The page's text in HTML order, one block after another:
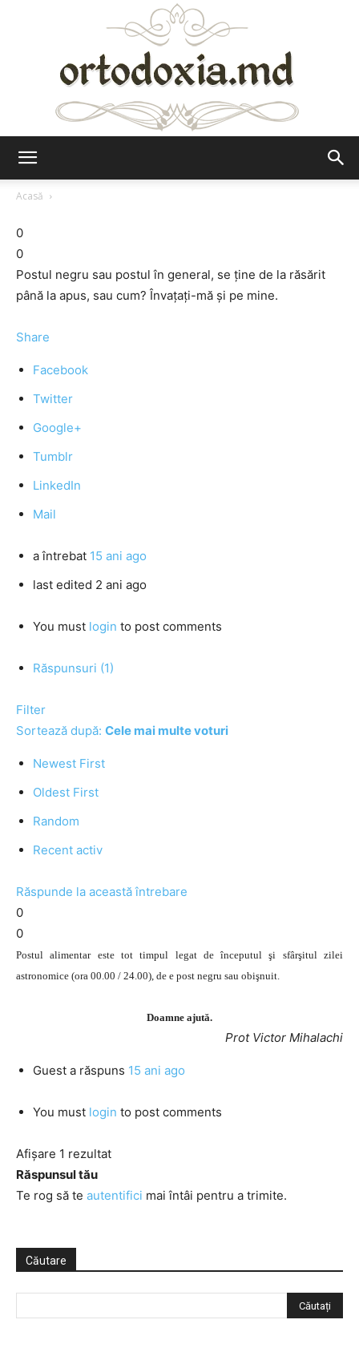
Acasă
0
0
Postul negru sau postul în general, se ţine de la răsărit
până la apus, sau cum? Învaţaţi-mă şi pe mine.
Share
Facebook
Twitter
Google+
Tumblr
LinkedIn
Mail
a întrebat 15 ani ago
last edited 2 ani ago
You must login to post comments
Răspunsuri (1)
Filter
Sortează după: Cele mai multe voturi
Newest First
Oldest First
Random
Recent activ
Răspunde la această întrebare
0
0
Postul alimentar este tot timpul legat de începutul şi sfârşitul zilei
astronomice (ora 00.00 / 24.00), de e post negru sau obişnuit.
Doamne ajută.
Prot Victor Mihalachi
Guest a răspuns 15 ani ago
You must login to post comments
Afișare 1 rezultat
Răspunsul tău
Te rog să te autentifici mai întâi pentru a trimite.
Căutare